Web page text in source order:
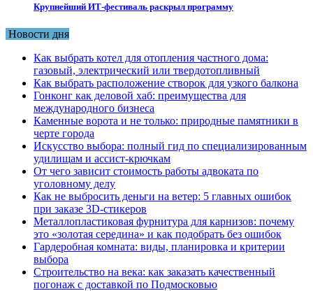
Крупнейший ИТ-фестиваль раскрыл программу
Новости дня
Как выбрать котел для отопления частного дома:
газовый, электрический или твердотопливный
Как выбрать расположение створок для узкого балкона
Гонконг как деловой хаб: преимущества для
международного бизнеса
Каменные ворота и не только: природные памятники в
черте города
Искусство выбора: полный гид по специализированным
удилищам и ассист-крючкам
От чего зависит стоимость работы адвоката по
уголовному делу
Как не выбросить деньги на ветер: 5 главных ошибок
при заказе 3D-стикеров
Металлопластиковая фурнитура для карнизов: почему
это «золотая середина» и как подобрать без ошибок
Гардеробная комната: виды, планировка и критерии
выбора
Строительство на века: как заказать качественный
погонаж с доставкой по Подмосковью